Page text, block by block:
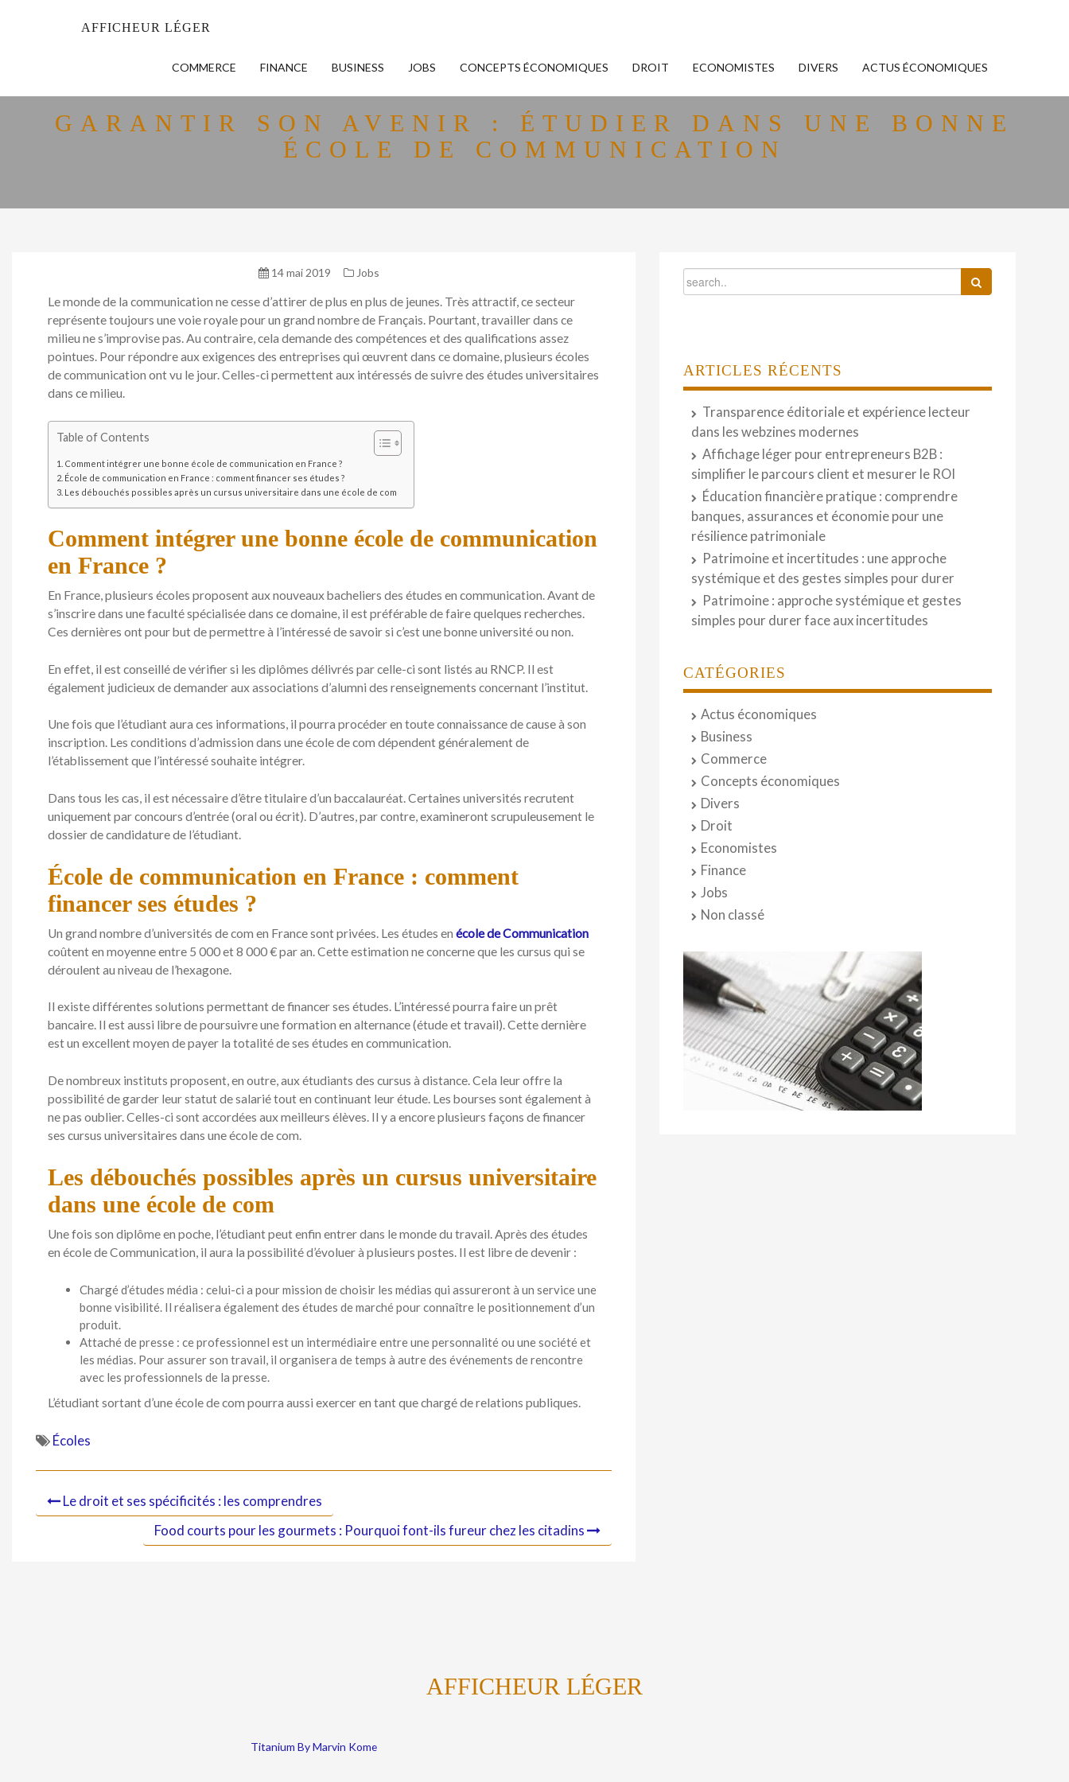
AFFICHEUR LÉGER
COMMERCE FINANCE BUSINESS JOBS CONCEPTS ÉCONOMIQUES DROIT ECONOMISTES DIVERS ACTUS ÉCONOMIQUES
GARANTIR SON AVENIR : ÉTUDIER DANS UNE BONNE
ÉCOLE DE COMMUNICATION
14 mai 2019 Jobs
Le monde de la communication ne cesse d’attirer de plus en plus de jeunes. Très attractif, ce secteur
représente toujours une voie royale pour un grand nombre de Français. Pourtant, travailler dans ce
milieu ne s’improvise pas. Au contraire, cela demande des compétences et des qualifications assez
pointues. Pour répondre aux exigences des entreprises qui œuvrent dans ce domaine, plusieurs écoles
de communication ont vu le jour. Celles-ci permettent aux intéressés de suivre des études universitaires
dans ce milieu.
Table of Contents
Comment intégrer une bonne école de communication en France ?
École de communication en France : comment financer ses études ?
Les débouchés possibles après un cursus universitaire dans une école de com
Comment intégrer une bonne école de communication
en France ?
En France, plusieurs écoles proposent aux nouveaux bacheliers des études en communication. Avant de
s’inscrire dans une faculté spécialisée dans ce domaine, il est préférable de faire quelques recherches.
Ces dernières ont pour but de permettre à l’intéressé de savoir si c’est une bonne université ou non.
En effet, il est conseillé de vérifier si les diplômes délivrés par celle-ci sont listés au RNCP. Il est
également judicieux de demander aux associations d’alumni des renseignements concernant l’institut.
Une fois que l’étudiant aura ces informations, il pourra procéder en toute connaissance de cause à son
inscription. Les conditions d’admission dans une école de com dépendent généralement de
l’établissement que l’intéressé souhaite intégrer.
Dans tous les cas, il est nécessaire d’être titulaire d’un baccalauréat. Certaines universités recrutent
uniquement par concours d’entrée (oral ou écrit). D’autres, par contre, examineront scrupuleusement le
dossier de candidature de l’étudiant.
École de communication en France : comment
financer ses études ?
Un grand nombre d’universités de com en France sont privées. Les études en école de Communication
coûtent en moyenne entre 5 000 et 8 000 € par an. Cette estimation ne concerne que les cursus qui se
déroulent au niveau de l’hexagone.
Il existe différentes solutions permettant de financer ses études. L’intéressé pourra faire un prêt
bancaire. Il est aussi libre de poursuivre une formation en alternance (étude et travail). Cette dernière
est un excellent moyen de payer la totalité de ses études en communication.
De nombreux instituts proposent, en outre, aux étudiants des cursus à distance. Cela leur offre la
possibilité de garder leur statut de salarié tout en continuant leur étude. Les bourses sont également à
ne pas oublier. Celles-ci sont accordées aux meilleurs élèves. Il y a encore plusieurs façons de financer
ses cursus universitaires dans une école de com.
Les débouchés possibles après un cursus universitaire
dans une école de com
Une fois son diplôme en poche, l’étudiant peut enfin entrer dans le monde du travail. Après des études
en école de Communication, il aura la possibilité d’évoluer à plusieurs postes. Il est libre de devenir :
Chargé d’études média : celui-ci a pour mission de choisir les médias qui assureront à un service une
bonne visibilité. Il réalisera également des études de marché pour connaître le positionnement d’un
produit.
Attaché de presse : ce professionnel est un intermédiaire entre une personnalité ou une société et
les médias. Pour assurer son travail, il organisera de temps à autre des événements de rencontre
avec les professionnels de la presse.
L’étudiant sortant d’une école de com pourra aussi exercer en tant que chargé de relations publiques.
Écoles
Le droit et ses spécificités : les comprendres
Food courts pour les gourmets : Pourquoi font-ils fureur chez les citadins
ARTICLES RÉCENTS
Transparence éditoriale et expérience lecteur
dans les webzines modernes
Affichage léger pour entrepreneurs B2B :
simplifier le parcours client et mesurer le ROI
Éducation financière pratique : comprendre
banques, assurances et économie pour une
résilience patrimoniale
Patrimoine et incertitudes : une approche
systémique et des gestes simples pour durer
Patrimoine : approche systémique et gestes
simples pour durer face aux incertitudes
CATÉGORIES
Actus économiques
Business
Commerce
Concepts économiques
Divers
Droit
Economistes
Finance
Jobs
Non classé
AFFICHEUR LÉGER
Titanium By Marvin Kome